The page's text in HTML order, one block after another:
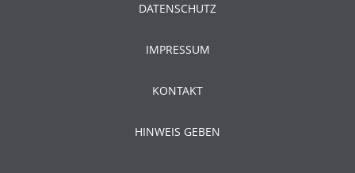
DATENSCHUTZ
IMPRESSUM
KONTAKT
HINWEIS GEBEN